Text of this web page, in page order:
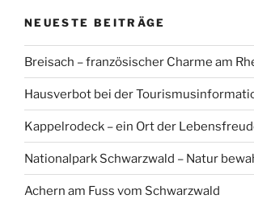
NEUESTE BEITRÄGE
Breisach – französischer Charme am
Hausverbot bei der
Kappelrodeck – ein Ort der
Nationalpark Schwarzwald – Natur
Achern am Fuss vom Schwarzwald